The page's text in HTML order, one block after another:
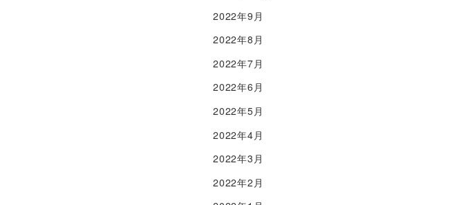
2022年9月
2022年8月
2022年7月
2022年6月
2022年5月
2022年4月
2022年3月
2022年2月